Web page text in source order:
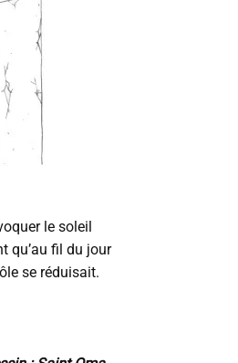
le soleil
qu’au fil du jour
se réduisait.